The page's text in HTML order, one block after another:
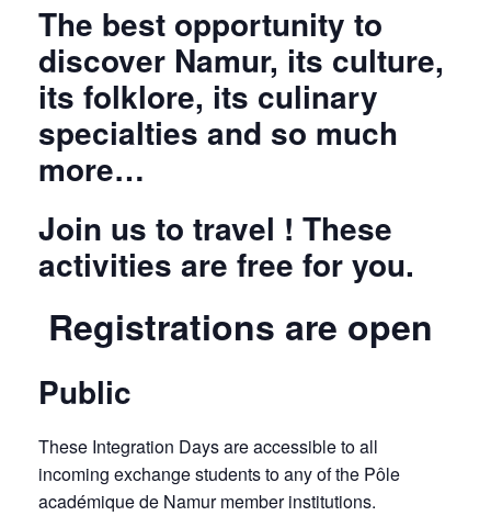
The best opportunity to
discover Namur, its culture,
its folklore, its culinary
specialties and so much
more…
Join us to travel ! These
activities are free for you.
Registrations are open
Public
These Integration Days are accessible to all
incoming exchange students to any of the Pôle
académique de Namur member institutions.